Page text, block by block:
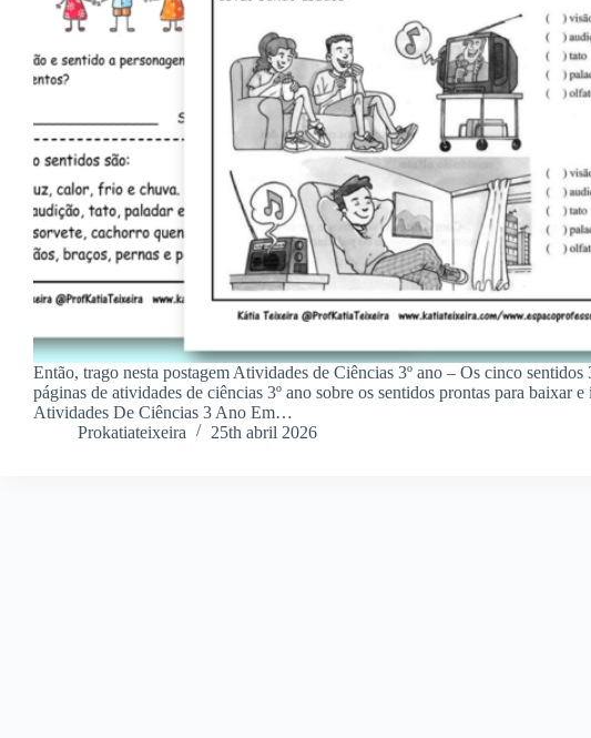
Então, trago nesta postagem Atividades de Ciências 3º ano – Os cinco sentidos
páginas de atividades de ciências 3º ano sobre os sentidos prontas para baixar
Atividades De Ciências 3 Ano Em…
Prokatiateixeira
25th abril 2026